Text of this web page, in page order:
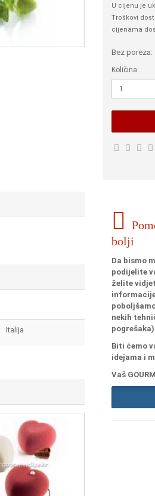
U cijenu je
Troškovi
cijenama
Bez poreza:
Količina:
Italija
bolji
Da bismo
podijelite
želite
nekih
Biti ćemo
idejama i
Vaš